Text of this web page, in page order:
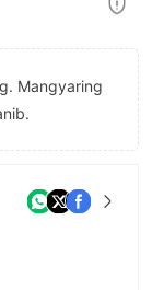
Mangyaring